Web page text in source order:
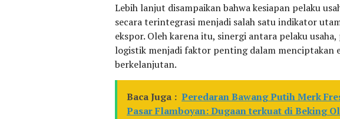
Lebih lanjut disampaikan bahwa kesiapan pelaku
secara terintegrasi menjadi salah satu indikator
ekspor. Oleh karena itu, sinergi antara pelaku
logistik menjadi faktor penting dalam menciptakan
berkelanjutan.
Baca Juga : Peredaran Bawang Putih Merk
Pasar Flamboyan: Dugaan terkuat di Beking